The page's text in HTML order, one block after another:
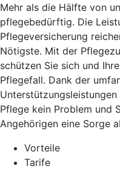
Mehr als die Hälfte von
pflegebedürftig. Die
Pflegeversicherung
Nötigste. Mit der
schützen Sie sich und
Pflegefall. Dank der
Pflege kein Problem und
Angehörigen eine Sorge
Vorteile
Tarife